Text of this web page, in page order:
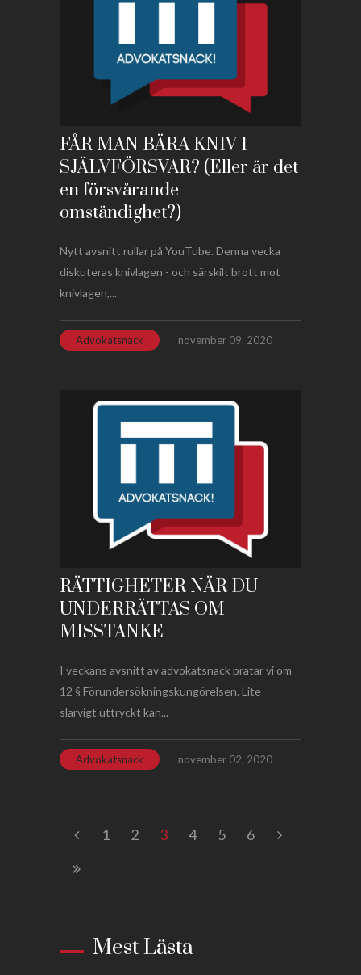
FÅR MAN BÄRA KNIV I
SJÄLVFÖRSVAR? (Eller är det
en försvårande
omständighet?)
Nytt avsnitt rullar på YouTube. Denna vecka
diskuteras knivlagen - och särskilt brott mot
knivlagen,...
Advokatsnack november 09, 2020
RÄTTIGHETER NÄR DU
UNDERRÄTTAS OM
MISSTANKE
I veckans avsnitt av advokatsnack pratar vi om
12 § Förundersökningskungörelsen. Lite
slarvigt uttryckt kan...
Advokatsnack november 02, 2020
1 2 3 4 5 6
Mest Lästa